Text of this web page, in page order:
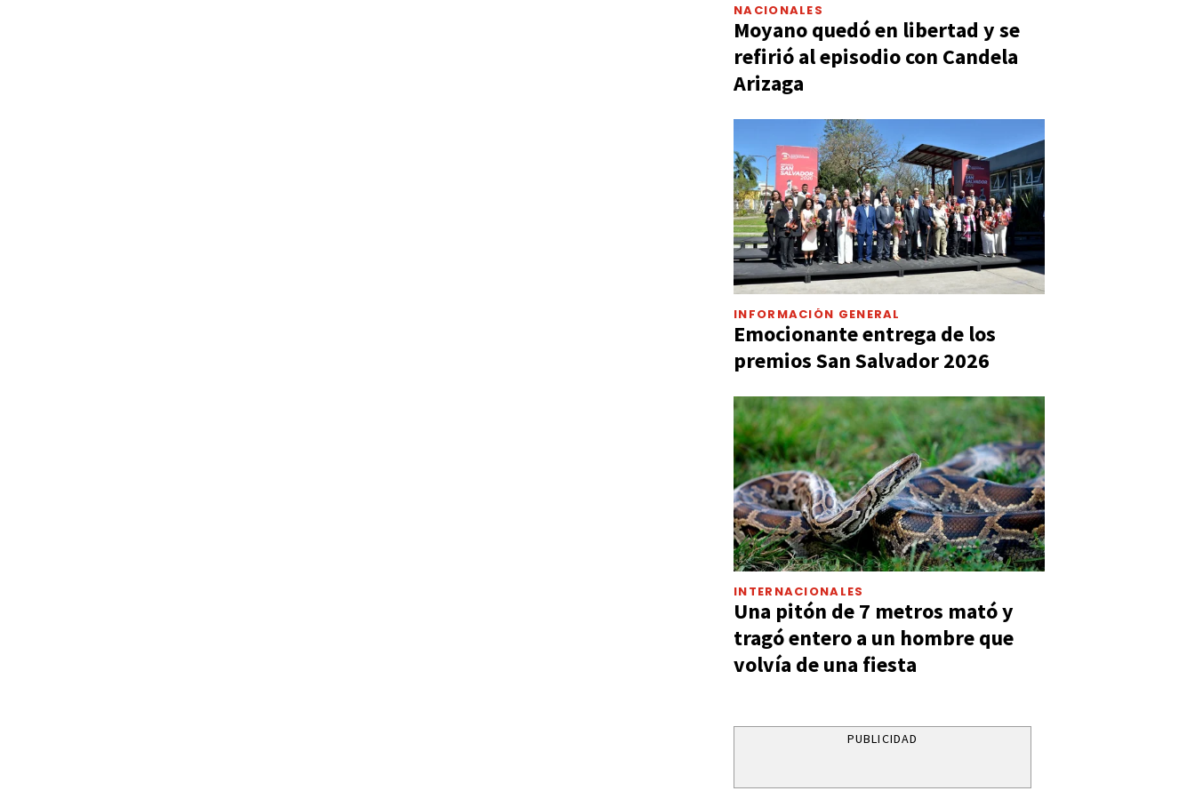
NACIONALES
Moyano quedó en libertad y se
refirió al episodio con Candela
Arizaga
INFORMACIÓN GENERAL
Emocionante entrega de los
premios San Salvador 2026
INTERNACIONALES
Una pitón de 7 metros mató y
tragó entero a un hombre que
volvía de una fiesta
PUBLICIDAD